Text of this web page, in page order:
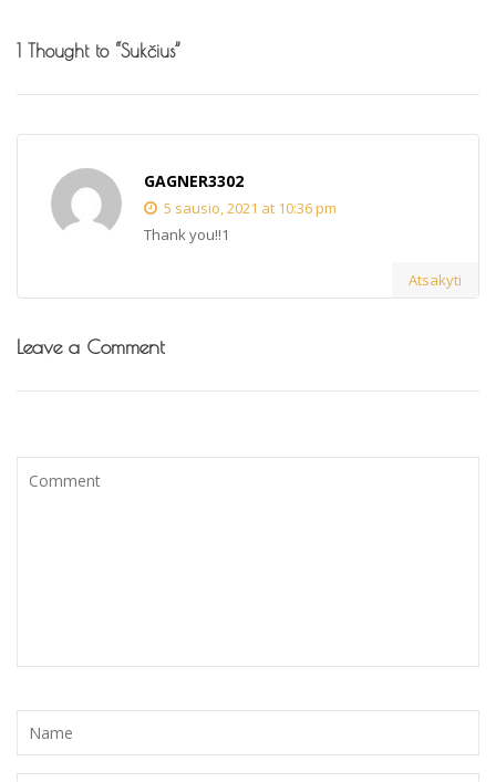
1 Thought to “Sukčius”
GAGNER3302
5 sausio, 2021 at 10:36 pm
Thank you!!1
Atsakyti
Leave a Comment